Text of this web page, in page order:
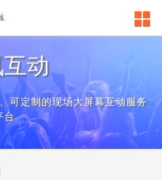
动
可定制的现场大屏幕互动服务
台